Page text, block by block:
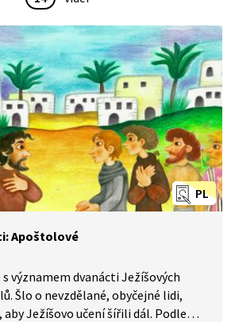
PL
Apoštolové
s významem dvanácti Ježíšových
Šlo o nevzdělané, obyčejné lidi,
Ježíšovo učení šířili dál. Podle